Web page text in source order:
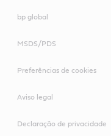
bp global
MSDS/PDS
Preferências de cookies
Aviso legal
Declaração de privacidade